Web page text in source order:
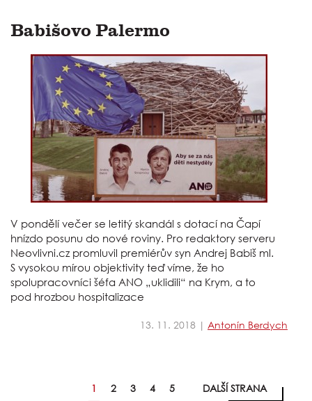
Babišovo Palermo
V pondělí večer se letitý skandál s dotací na Čapí
hnízdo posunu do nové roviny. Pro redaktory serveru
Neovlivni.cz promluvil premiérův syn Andrej Babiš ml.
S vysokou mírou objektivity teď víme, že ho
spolupracovníci šéfa ANO „uklidili“ na Krym, a to
pod hrozbou hospitalizace
13. 11. 2018 | Antonín Berdych
1 2 3 4 5 DALŠÍ STRANA